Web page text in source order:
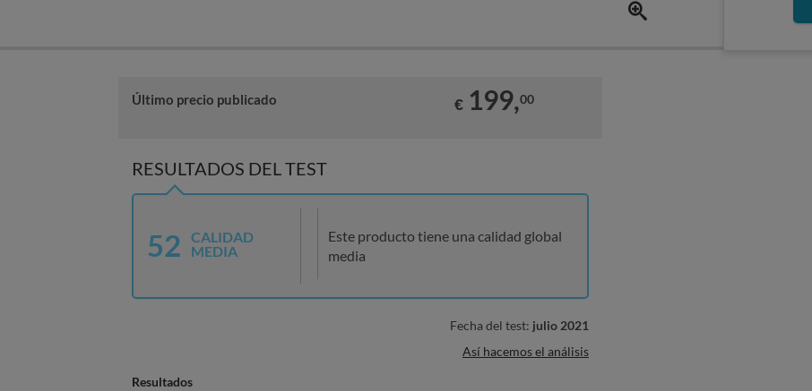
Último precio publicado € 199,00
RESULTADOS DEL TEST
52
CALIDAD
MEDIA
Este producto tiene una calidad global
media
Fecha del test: julio 2021
Así hacemos el análisis
Resultados